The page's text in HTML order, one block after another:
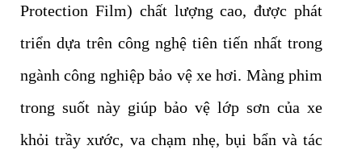
Protection Film) chất lượng cao, được phát
triển dựa trên công nghệ tiên tiến nhất trong
ngành công nghiệp bảo vệ xe hơi. Màng phim
trong suốt này giúp bảo vệ lớp sơn của xe
khỏi trầy xước, va chạm nhẹ, bụi bẩn và tác